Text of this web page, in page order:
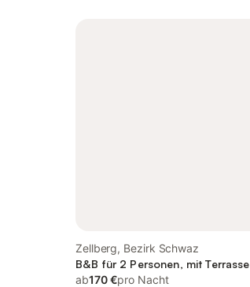
Zellberg, Bezirk Schwaz
B&B für 2 Personen, mit Terrasse
ab170 €pro Nacht